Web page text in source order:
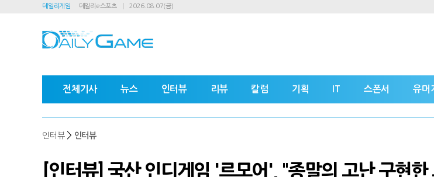
데일리게임 데일리e스포츠 2026.08.07(금)
전체기사 뉴스 인터뷰 리뷰 칼럼 기획 IT 스폰서 유머
인터뷰> 인터뷰
[인터뷰] 국산 인디게임 '르모어', "종말의 고난 구현한